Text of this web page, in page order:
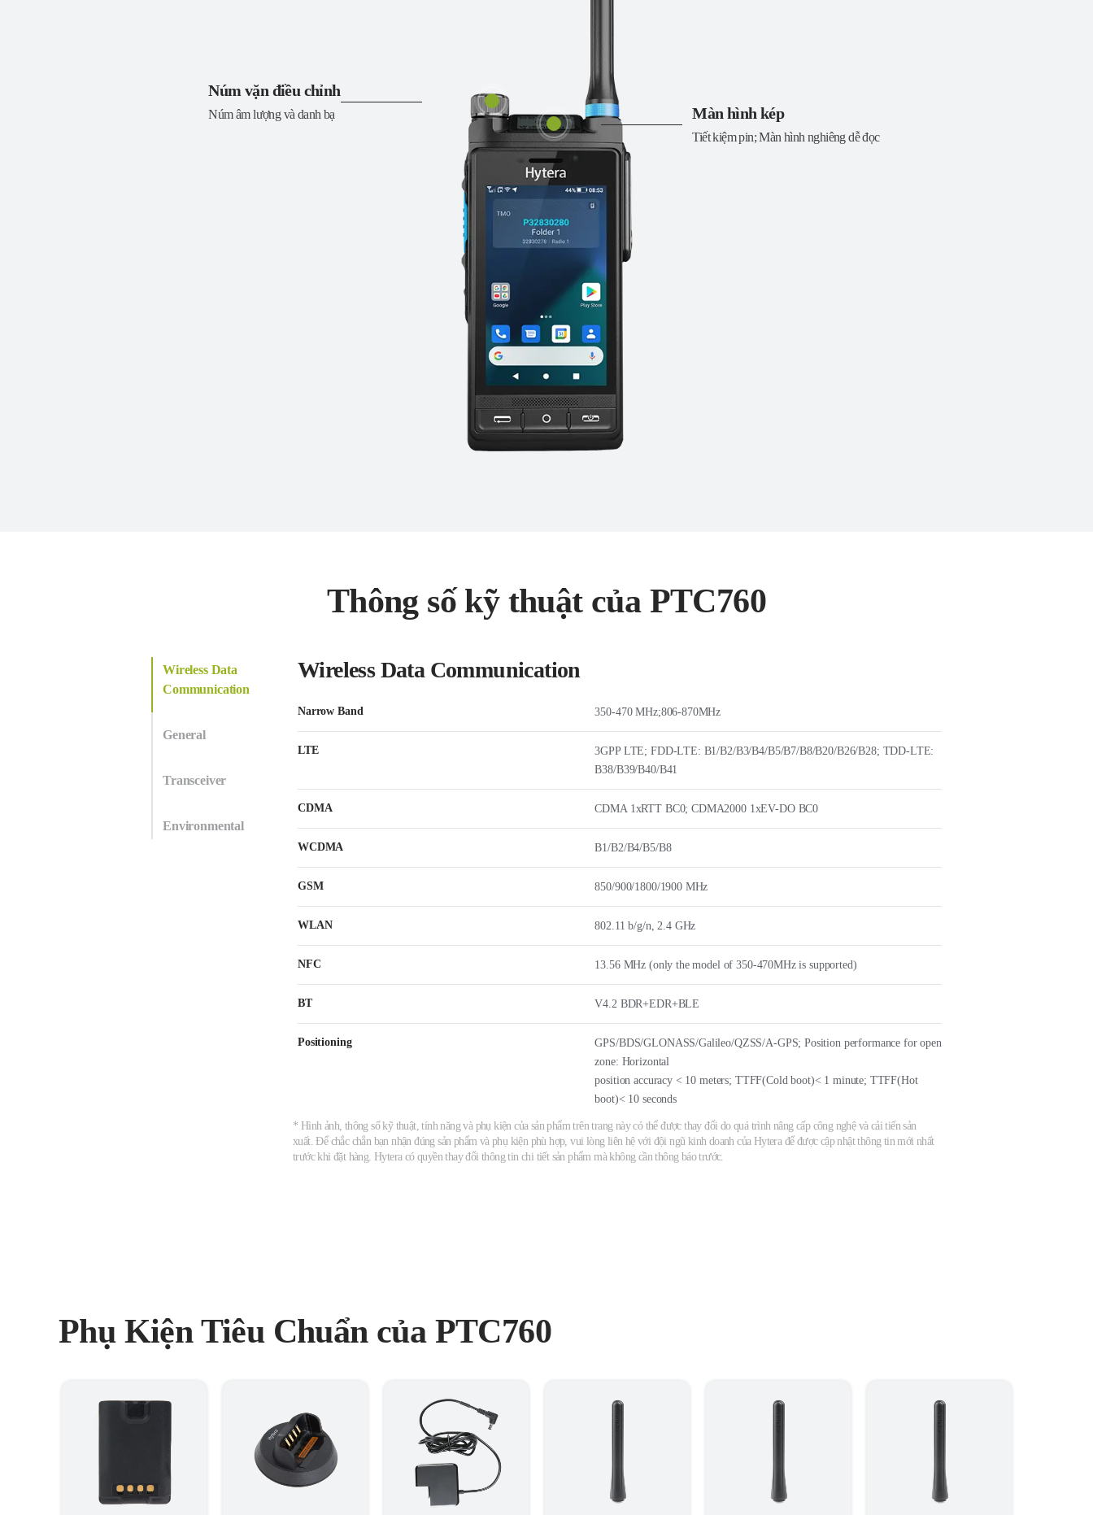
Núm vặn điều chỉnh
Núm âm lượng và danh bạ Màn hình kép
Tiết kiệm pin; Màn hình nghiêng dễ đọc
Thông số kỹ thuật của PTC760
Wireless Data
Communication
General
Transceiver
Environmental
Wireless Data Communication
Narrow Band 350-470 MHz;806-870MHz
LTE
3GPP LTE; FDD-LTE: B1/B2/B3/B4/B5/B7/B8/B20/B26/B28; TDD-LTE:
B38/B39/B40/B41
CDMA CDMA 1xRTT BC0; CDMA2000 1xEV-DO BC0
WCDMA B1/B2/B4/B5/B8
GSM 850/900/1800/1900 MHz
WLAN 802.11 b/g/n, 2.4 GHz
NFC 13.56 MHz (only the model of 350-470MHz is supported)
BT V4.2 BDR+EDR+BLE
Positioning
GPS/BDS/GLONASS/Galileo/QZSS/A-GPS; Position performance for open
zone: Horizontal
position accuracy < 10 meters; TTFF(Cold boot)< 1 minute; TTFF(Hot
boot)< 10 seconds
* Hình ảnh, thông số kỹ thuật, tính năng và phụ kiện của sản phẩm trên trang này có thể được thay đổi do quá trình nâng cấp công nghệ và cải tiến sản
xuất. Để chắc chắn bạn nhận đúng sản phẩm và phụ kiện phù hợp, vui lòng liên hệ với đội ngũ kinh doanh của Hytera để được cập nhật thông tin mới nhất
trước khi đặt hàng. Hytera có quyền thay đổi thông tin chi tiết sản phẩm mà không cần thông báo trước.
Phụ Kiện Tiêu Chuẩn của PTC760